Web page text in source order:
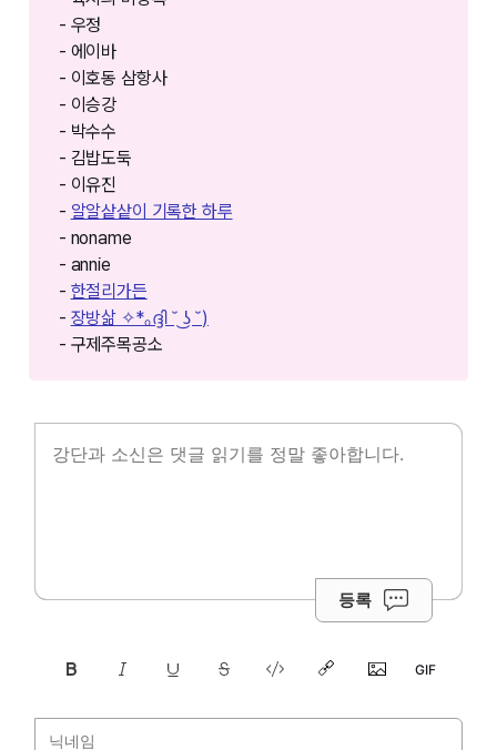
- 우정
- 에이바
- 이호동 삼항사
- 이승강
- 박수수
- 김밥도둑
- 이유진
- 알알샅샅이 기록한 하루
- noname
- annie
- 한절리가든
- 장방삶 ✧*｡ദ്ദി ˘ ͜ʖ ˘)
- 구제주목공소
등록